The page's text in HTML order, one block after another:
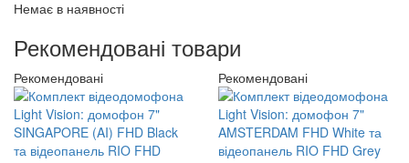
Немає в наявності
Рекомендовані товари
Рекомендовані Рекомендовані